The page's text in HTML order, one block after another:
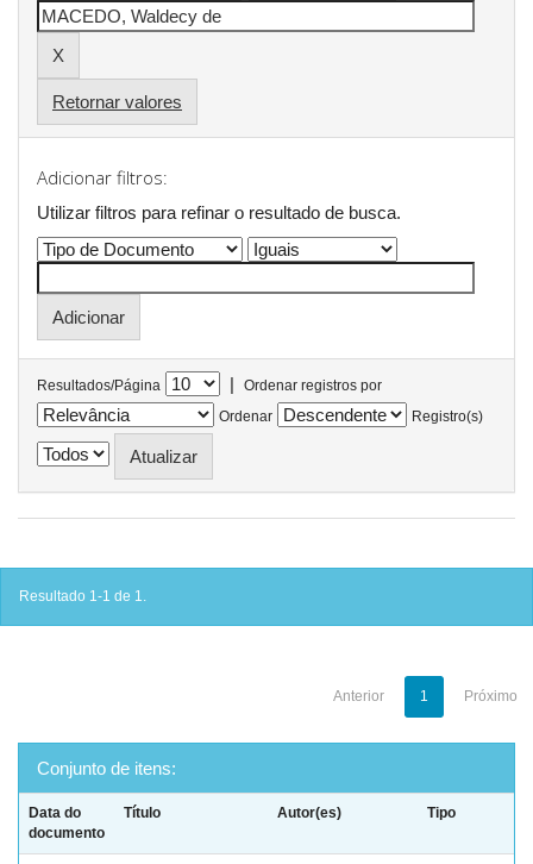
Retornar valores
Adicionar filtros:
Utilizar filtros para refinar o resultado de busca.
Resultados/Página |
Ordenar registros por
Ordenar
Registro(s)
Resultado 1-1 de 1.
Anterior 1 Próximo
Conjunto de itens:
Data do
documento
Título Autor(es) Tipo